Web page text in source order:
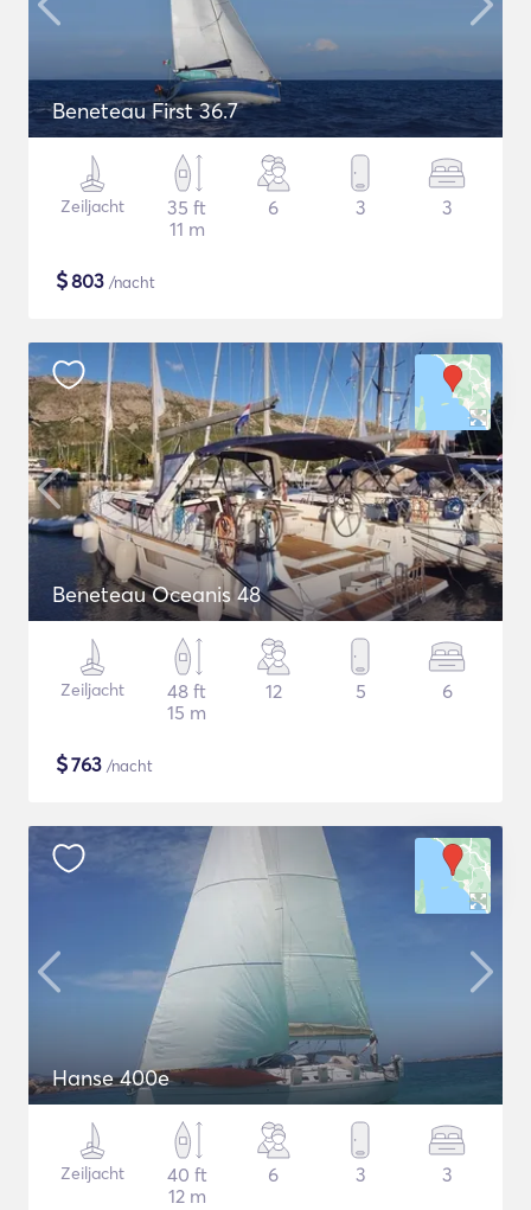
Beneteau First 36.7
Zeiljacht
35 ft
11 m
6 3 3
$803 /nacht
Beneteau Oceanis 48
Zeiljacht
48 ft
15 m
12 5 6
$763 /nacht
Hanse 400e
Zeiljacht
40 ft
12 m
6 3 3